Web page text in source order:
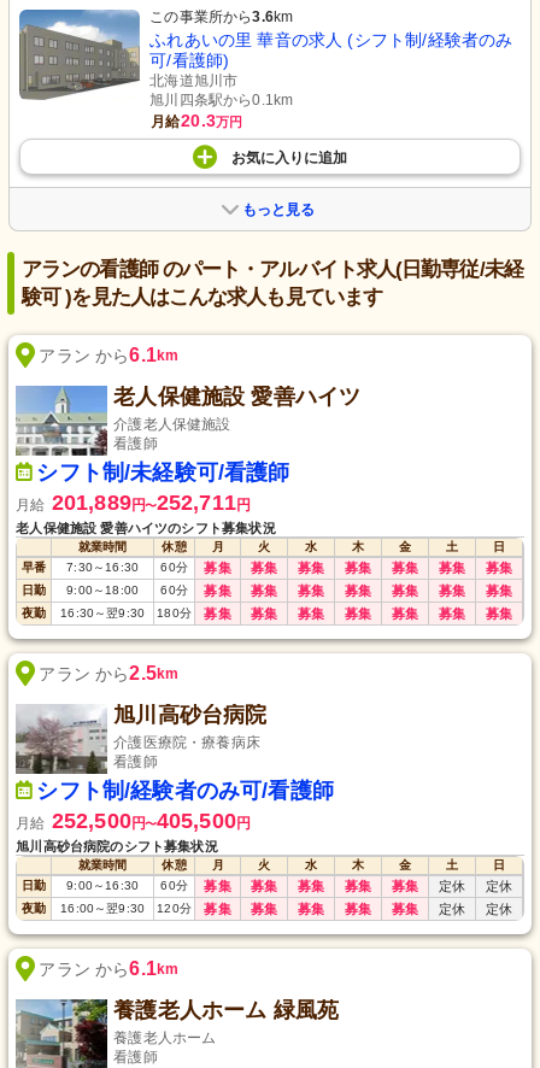
この事業所から3.6km
ふれあいの里 華音の求人 (シフト制/経験者のみ
可/看護師)
北海道旭川市
旭川四条駅から0.1km
月給20.3万円
お気に入り に追加
もっと見る
アランの看護師 のパート・アルバイト求人(日勤専従/未経
験可 )を見た人はこんな求人も見ています
アラン から6.1km
老人保健施設 愛善ハイツ
介護老人保健施設
看護師
シフト制/未経験可/看護師
月給 201,889円〜252,711円
老人保健施設 愛善ハイツのシフト募集状況
就業時間 休憩 月 火 水 木 金 土
日
早番
7:30～ 16:30 60分 募集 募集 募集 募集 募集 募集 募集
日勤 9:00～ 18:00 60分 募集 募集 募集 募集 募集 募集 募集
夜勤 16:30～翌9:30 180分 募集 募集 募集 募集 募集 募集 募集
アラン から2.5km
旭川高砂台病院
介護医療院・療養病床
看護師
シフト制/経験者のみ可/看護師
月給 252,500円〜405,500円
旭川高砂台病院のシフト募集状況
就業時間 休憩 月 火 水 木 金 土
日
日勤
9:00～ 16:30 60分 募集 募集 募集 募集 募集 定休 定休
夜勤 16:00～翌9:30 120分 募集 募集 募集 募集 募集 定休 定休
アラン から6.1km
養護老人ホーム 緑風苑
養護老人ホーム
看護師